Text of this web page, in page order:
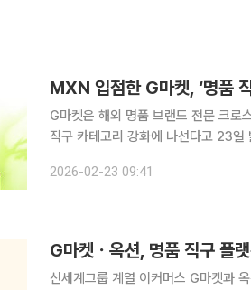
MXN 입점한 G마켓, ‘명품
G마켓은 해외 명품 브랜드 전문 크로
직구 카테고리 강화에 나선다고 23일 밝혔다. MXN은 20만개 이상의 명품 데
통관 절차까지 일괄 지원해 직구 경험
2026-02-23 09:41
G마켓ㆍ옥션, 명품 직구 플
신세계그룹 계열 이커머스 G마켓과